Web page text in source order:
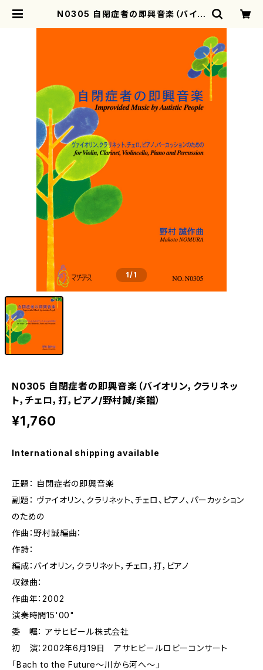
N0305 自閉症者の即興音楽（バイオ
1/1
N0305 自閉症者の即興音楽（バイオリン，クラリネッ
ト，チェロ，打，ピアノ/野村誠/楽譜）
¥1,760
International shipping available
正題： 自閉症者の即興音楽
副題： ヴァイオリン、クラリネット、チェロ、ピアノ、パーカッション
のための
作曲：野村誠編曲：
作詩：
編成：バイオリン，クラリネット，チェロ，打，ピアノ
収録曲：
作曲年：2002
演奏時間15'00"
委 嘱： アサヒビール株式会社
初 演：2002年6月19日 アサヒビールロビーコンサート
「Bach to the Future〜川から河へ〜」